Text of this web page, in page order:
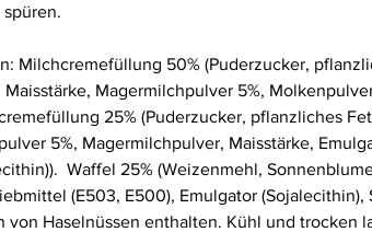
Milchcremefüllung 50% (Puderzucker,
Maisstärke, Magermilchpulver 5%,
25% (Puderzucker, pflanzliches
5%, Magermilchpulver, Maisstärke,
Waffel 25% (Weizenmehl,
(E503, E500), Emulgator (Sojalecithin),
von Haselnüssen enthalten. Kühl und trocken